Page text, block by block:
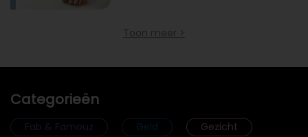
Toon meer >
Categorieën
Fab & Famouz Geld
Gezicht